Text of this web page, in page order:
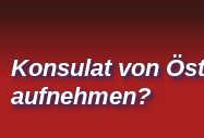
Konsulat von
aufnehmen?